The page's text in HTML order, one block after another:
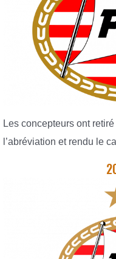
Les concepteurs ont
l’abréviation et rendu le